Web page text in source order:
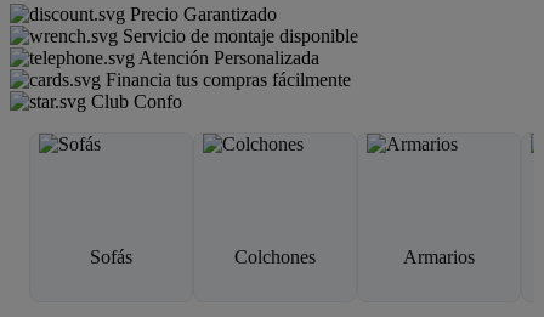
Precio Garantizado
Servicio de montaje disponible
Atención Personalizada
Financia tus compras fácilmente
Club Confo
Sofás Colchones Armarios